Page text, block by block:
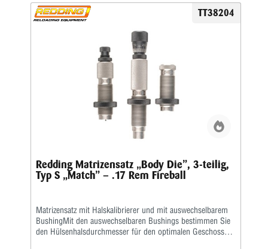
wasserlöslichen Kalibrierfett (kein Graphit!) zu fetten, um
das Hülsenmaterial zu schonen.Die Matrizen werden
komplett mit Ausstoßer und Gewinderingen in einer stabilen
Kunststoffbox geliefert.Den passenden Hülsenhalter ordern
Sie bitte immer separat.
TT38204
Redding Matrizensatz „Body Die”, 3-teilig,
Typ S „Match” – .17 Rem Fireball
Matrizensatz mit Halskalibrierer und mit auswechselbarem
BushingMit den auswechselbaren Bushings bestimmen Sie
den Hülsenhalsdurchmesser für den optimalen Geschosssitz